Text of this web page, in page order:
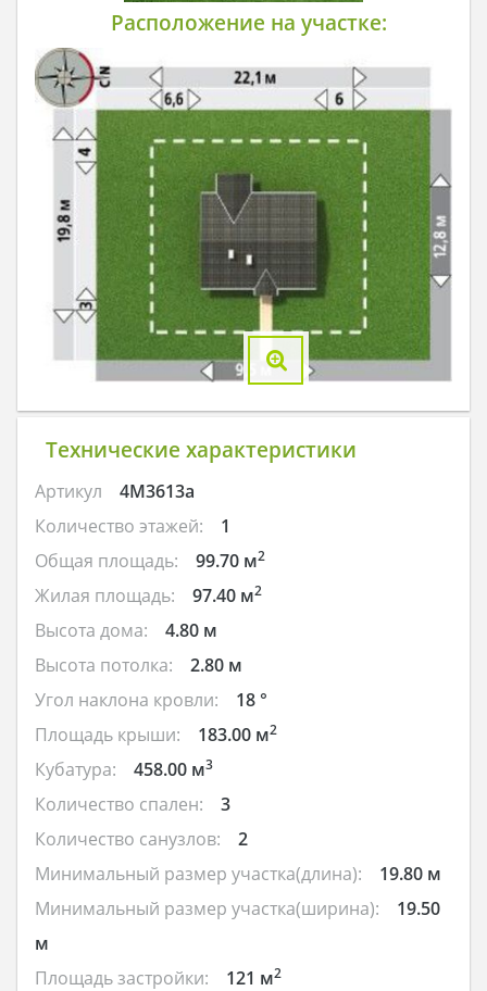
Расположение на участке:
Технические характеристики
Артикул
4M3613a
Количество этажей:
1
Общая площадь:
99.70 м2
Жилая площадь: 97.40 м2
Высота дома:
4.80 м
Высота потолка:
2.80 м
Угол наклона кровли:
18 °
Площадь крыши:
183.00 м2
Кубатура: 458.00 м3
Количество спален:
3
Количество санузлов:
2
Минимальный размер участка(длина):
19.80 м
Минимальный размер участка(ширина):
19.50
м
Площадь застройки:
121 м2